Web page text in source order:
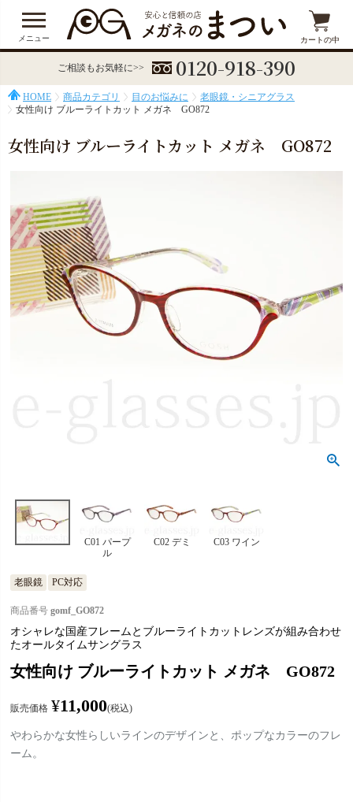
メニュー カートの中
ご相談もお気軽に>> 0120-918-390
HOME 商品カテゴリ 目のお悩みに
老眼鏡・シニアグラス
女性向け ブルーライトカット メガネ GO872
女性向け ブルーライトカット メガネ GO872
C01 パープ
ル
C02 デミ C03 ワイン
老眼鏡 PC対応
商品番号 gomf_GO872
オシャレな国産フレームとブルーライトカットレンズが組み合わせ
たオールタイムサングラス
女性向け ブルーライトカット メガネ GO872
販売価格 ¥11,000 税込
やわらかな女性らしいラインのデザインと、ポップなカラーのフレ
ーム。